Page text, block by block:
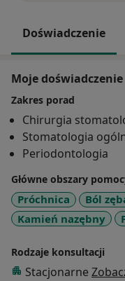
Doświadczenie
Moje doświadczenie
Zakres porad
Chirurgia
Stomatologia
Periodontologia
Główne obszary
Próchnica Ból
Kamień nazębny
Rodzaje konsultacji
Stacjonarne